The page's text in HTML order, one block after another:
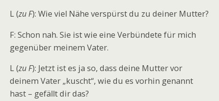
L (zu F): Wie viel Nähe verspürst du zu deiner Mutter?
F: Schon nah. Sie ist wie eine Verbündete für mich
gegenüber meinem Vater.
L (zu F): Jetzt ist es ja so, dass deine Mutter vor
deinem Vater „kuscht“, wie du es vorhin genannt
hast – gefällt dir das?